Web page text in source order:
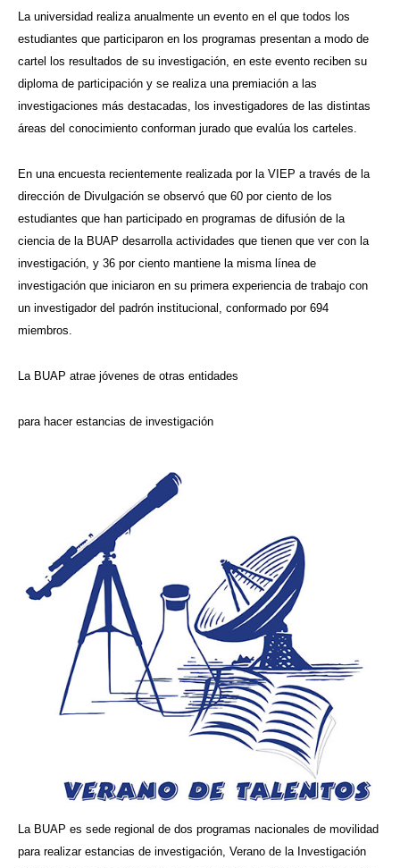
La universidad realiza anualmente un evento en el que todos los
estudiantes que participaron en los programas presentan a modo de
cartel los resultados de su investigación, en este evento reciben su
diploma de participación y se realiza una premiación a las
investigaciones más destacadas, los investigadores de las distintas
áreas del conocimiento conforman jurado que evalúa los carteles.
En una encuesta recientemente realizada por la VIEP a través de la
dirección de Divulgación se observó que 60 por ciento de los
estudiantes que han participado en programas de difusión de la
ciencia de la BUAP desarrolla actividades que tienen que ver con la
investigación, y 36 por ciento mantiene la misma línea de
investigación que iniciaron en su primera experiencia de trabajo con
un investigador del padrón institucional, conformado por 694
miembros.
La BUAP atrae jóvenes de otras entidades
para hacer estancias de investigación
La BUAP es sede regional de dos programas nacionales de movilidad
para realizar estancias de investigación, Verano de la Investigación